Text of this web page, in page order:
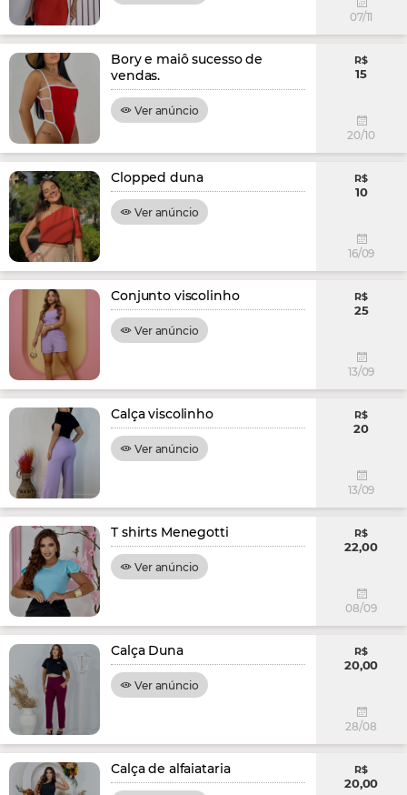
07/11
Bory e maiô sucesso de
vendas.
Ver anúncio
R$
15
20/10
Clopped duna
Ver anúncio
R$
10
16/09
Conjunto viscolinho
Ver anúncio
R$
25
13/09
Calça viscolinho
Ver anúncio
R$
20
13/09
T shirts Menegotti
Ver anúncio
R$
22,00
08/09
Calça Duna
Ver anúncio
R$
20,00
28/08
Calça de alfaiataria R$
20,00